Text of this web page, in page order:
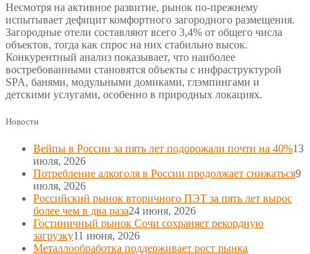
Несмотря на активное развитие, рынок по-прежнему
испытывает дефицит комфортного загородного размещения.
Загородные отели составляют всего 3,4% от общего числа
объектов, тогда как спрос на них стабильно высок.
Конкурентный анализ показывает, что наиболее
востребованными становятся объекты с инфраструктурой
SPA, банями, модульными домиками, глэмпингами и
детскими услугами, особенно в природных локациях.
Новости
Вейпы в России за пять лет подорожали почти на 40%13
июля, 2026
Потребление алкоголя в России продолжает снижаться9
июля, 2026
Российский рынок вторичного ПЭТ за пять лет вырос
более чем в два раза24 июня, 2026
Гостиничный рынок Сочи сохраняет рекордную
загрузку11 июня, 2026
Металлообработка поддерживает рост рынка